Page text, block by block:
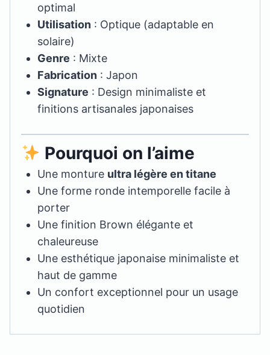
optimal
Utilisation : Optique (adaptable en
solaire)
Genre : Mixte
Fabrication : Japon
Signature : Design minimaliste et
finitions artisanales japonaises
Pourquoi on l’aime
Une monture ultra légère en titane
Une forme ronde intemporelle facile à
porter
Une finition Brown élégante et
chaleureuse
Une esthétique japonaise minimaliste et
haut de gamme
Un confort exceptionnel pour un usage
quotidien